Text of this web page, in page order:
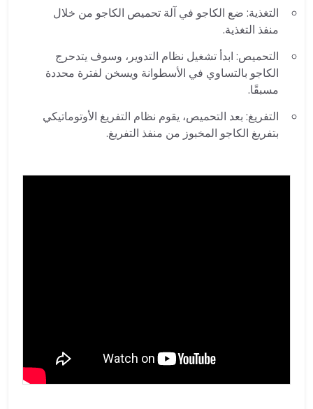
التغذية: ضع الكاجو في آلة تحميص الكاجو من خلال
منفذ التغذية.
التحميص: ابدأ تشغيل نظام التدوير، وسوف يتدحرج
الكاجو بالتساوي في الأسطوانة ويسخن لفترة محددة
مسبقًا.
التفريغ: بعد التحميص، يقوم نظام التفريغ الأوتوماتيكي
بتفريغ الكاجو المخبوز من منفذ التفريغ.